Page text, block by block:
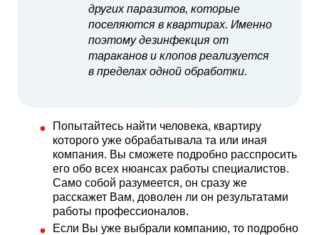
других паразитов, которые
поселяются в квартирах. Именно
поэтому дезинфекция от
тараканов и клопов реализуется
в пределах одной обработки.
Попытайтесь найти человека, квартиру
которого уже обрабатывала та или иная
компания. Вы сможете подробно расспросить
его обо всех нюансах работы специалистов.
Само собой разумеется, он сразу же
расскажет Вам, доволен ли он результатами
работы профессионалов.
Если Вы уже выбрали компанию, то подробно